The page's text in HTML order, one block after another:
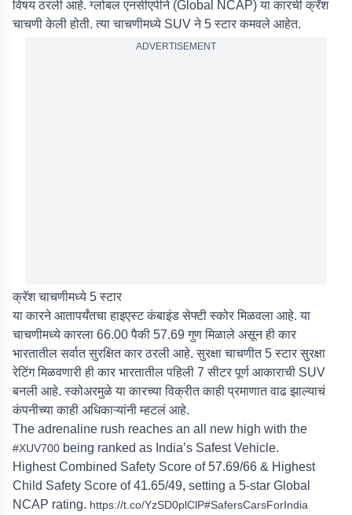
विषय ठरली आहे. ग्लोबल एनसीएपीने (Global NCAP) या कारची क्रॅश
चाचणी केली होती. त्या चाचणीमध्ये SUV ने 5 स्टार कमवले आहेत.
ADVERTISEMENT
क्रॅश चाचणीमध्ये 5 स्टार
या कारने आतापर्यंतचा हाइएस्ट कंबाइंड सेफ्टी स्कोर मिळवला आहे. या
चाचणीमध्ये कारला 66.00 पैकी 57.69 गुण मिळाले असून ही कार
भारतातील सर्वात सुरक्षित कार ठरली आहे. सुरक्षा चाचणीत 5 स्टार सुरक्षा
रेटिंग मिळवणारी ही कार भारतातील पहिली 7 सीटर पूर्ण आकाराची SUV
बनली आहे. स्कोअरमुळे या कारच्या विक्रीत काही प्रमाणात वाढ झाल्याचं
कंपनीच्या काही अधिकाऱ्यांनी म्हटलं आहे.
The adrenaline rush reaches an all new high with the
#XUV700 being ranked as India’s Safest Vehicle.
Highest Combined Safety Score of 57.69/66 & Highest
Child Safety Score of 41.65/49, setting a 5-star Global
NCAP rating. https://t.co/YzSD0plClP#SafersCarsForIndia